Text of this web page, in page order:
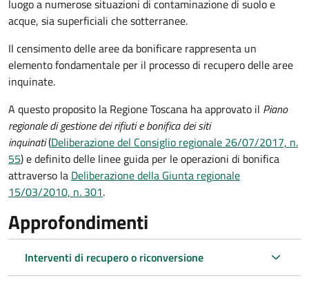
luogo a numerose situazioni di contaminazione di suolo e
acque, sia superficiali che sotterranee.
Il censimento delle aree da bonificare rappresenta un
elemento fondamentale per il processo di recupero delle aree
inquinate.
A questo proposito la Regione Toscana ha approvato il Piano
regionale di gestione dei rifiuti e bonifica dei siti
inquinati(Deliberazione del Consiglio regionale 26/07/2017, n.
55) e definito delle linee guida per le operazioni di bonifica
attraverso la Deliberazione della Giunta regionale
15/03/2010, n. 301.
Approfondimenti
Interventi di recupero o riconversione